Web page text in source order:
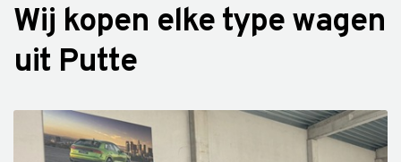
Wij kopen elke type wagen
uit Putte